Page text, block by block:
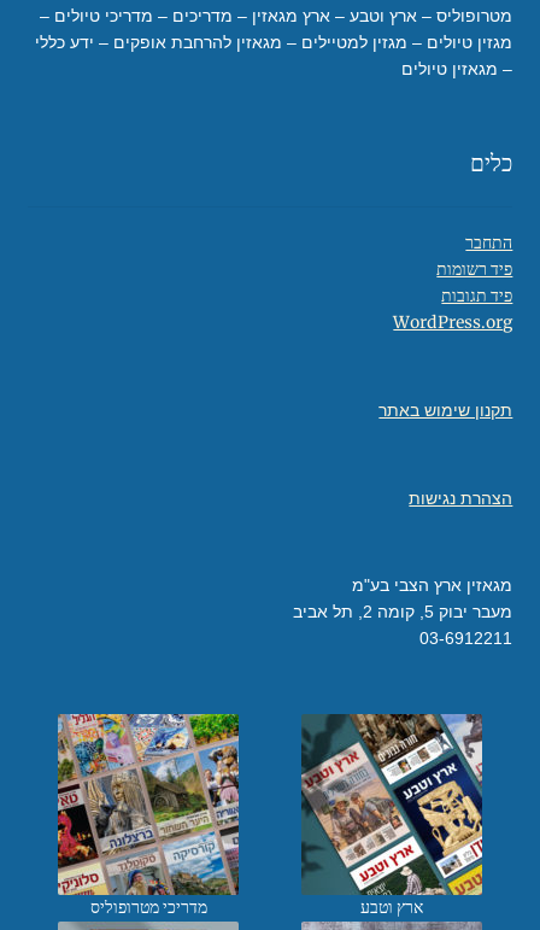
מטרופוליס – ארץ וטבע – ארץ מגאזין – מדריכים – מדריכי טיולים –
מגזין טיולים – מגזין למטיילים – מגאזין להרחבת אופקים – ידע כללי
– מגאזין טיולים
כלים
התחבר
פיד רשומות
פיד תגובות
WordPress.org
תקנון שימוש באתר
הצהרת נגישות
מגאזין ארץ הצבי בע"מ
מעבר יבוק 5, קומה 2, תל אביב
03-6912211
ארץ וטבע מדריכי מטרופוליס